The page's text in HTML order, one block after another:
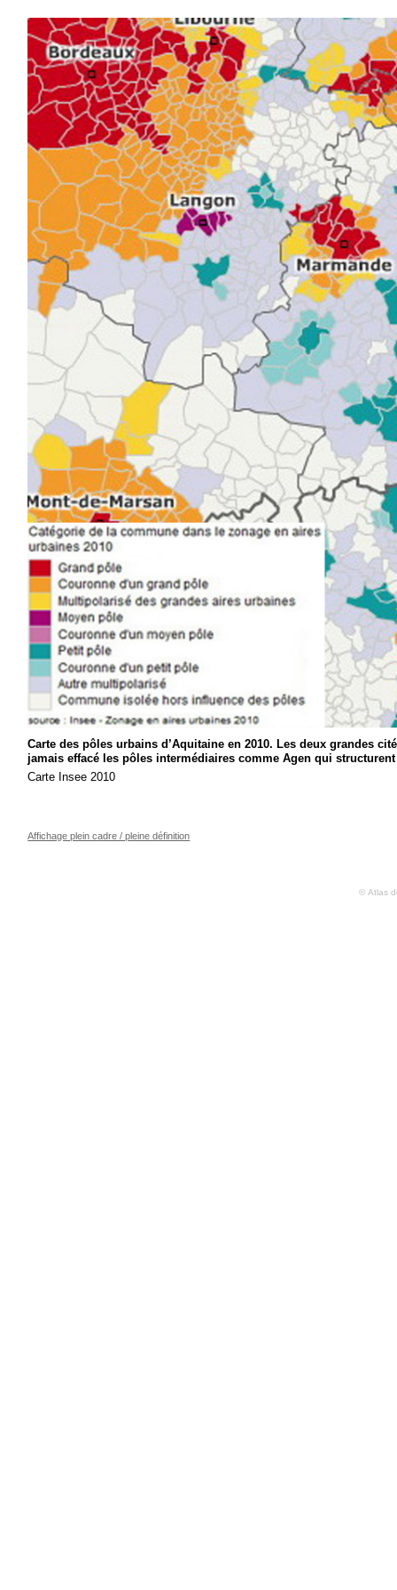
Carte des pôles urbains d’Aquitaine en 2010. Les deux grandes
jamais effacé les pôles intermédiaires comme Agen qui
Carte Insee 2010
Affichage plein cadre / pleine définition
© Atlas